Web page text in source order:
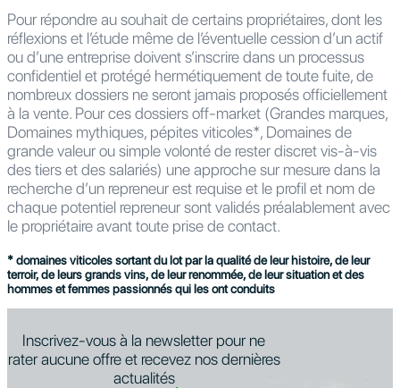
Pour répondre au souhait de certains propriétaires, dont les
réflexions et l’étude même de l’éventuelle cession d’un actif
ou d’une entreprise doivent s’inscrire dans un processus
confidentiel et protégé hermétiquement de toute fuite, de
nombreux dossiers ne seront jamais proposés officiellement
à la vente. Pour ces dossiers off-market (Grandes marques,
Domaines mythiques, pépites viticoles*, Domaines de
grande valeur ou simple volonté de rester discret vis-à-vis
des tiers et des salariés) une approche sur mesure dans la
recherche d’un repreneur est requise et le profil et nom de
chaque potentiel repreneur sont validés préalablement avec
le propriétaire avant toute prise de contact.
* domaines viticoles sortant du lot par la qualité de leur histoire, de leur
terroir, de leurs grands vins, de leur renommée, de leur situation et des
hommes et femmes passionnés qui les ont conduits
Inscrivez-vous à la newsletter pour ne
rater aucune offre et recevez nos dernières
actualités